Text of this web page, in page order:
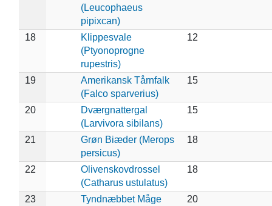
(Leucophaeus
pipixcan)
18
Klippesvale
(Ptyonoprogne
rupestris)
12
19
Amerikansk Tårnfalk
(Falco sparverius)
15
20
Dværgnattergal
(Larvivora sibilans)
15
21
Grøn Biæder (Merops
persicus)
18
22
Olivenskovdrossel
(Catharus ustulatus)
18
23
Tyndnæbbet Måge
20